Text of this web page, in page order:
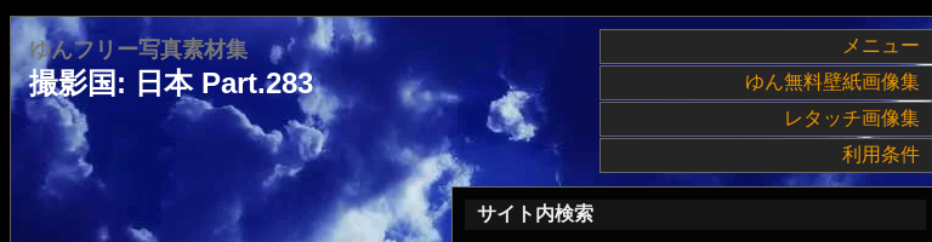
メニュー
ゆん無料壁紙画像集
レタッチ画像集
利用条件
ゆんフリー写真素材集
撮影国: 日本 Part.283
サイト内検索